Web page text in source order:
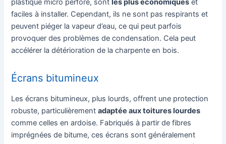
plastique micro perforé, sontles plus économiques et
faciles à installer. Cependant, ils ne sont pas respirants et
peuvent piéger la vapeur d’eau, ce qui peut parfois
provoquer des problèmes de condensation. Cela peut
accélérer la détérioration de la charpente en bois.
Écrans bitumineux
Les écrans bitumineux, plus lourds, offrent une protection
robuste, particulièrementadaptée aux toitures lourdes
comme celles en ardoise. Fabriqués à partir de fibres
imprégnées de bitume, ces écrans sont généralement